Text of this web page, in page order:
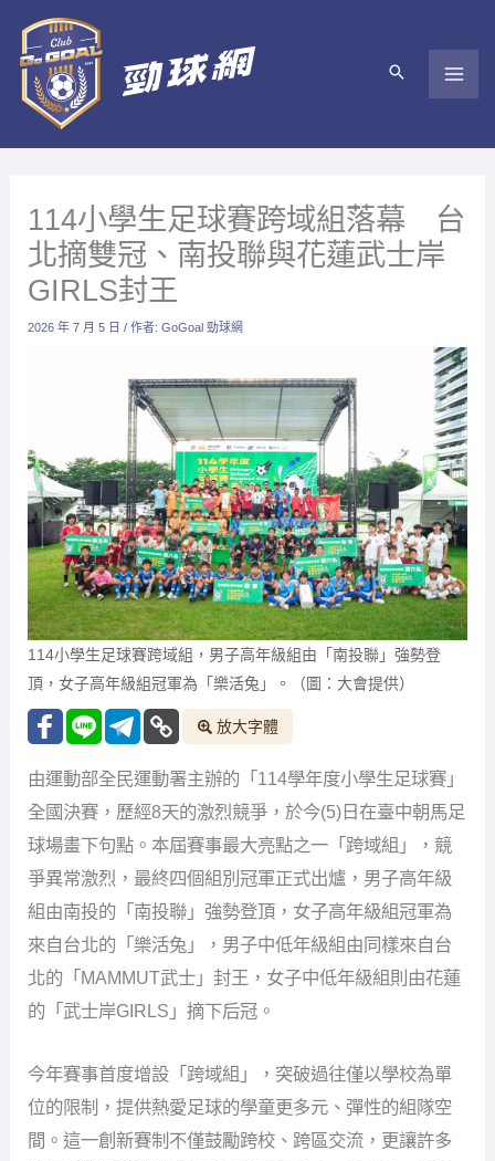
內
114小學生足球賽跨域組落幕 台
北摘雙冠、南投聯與花蓮武士岸
GIRLS封王
2026 年 7 月 5 日/ 作者:GoGoal 勁球網
114小學生足球賽跨域組，男子高年級組由「南投聯」強勢登
頂，女子高年級組冠軍為「樂活兔」。（圖：大會提供）
放大字體
由運動部全民運動署主辦的「114學年度小學生足球賽」
全國決賽，歷經8天的激烈競爭，於今(5)日在臺中朝馬足
球場畫下句點。本屆賽事最大亮點之一「跨域組」，競
爭異常激烈，最終四個組別冠軍正式出爐，男子高年級
組由南投的「南投聯」強勢登頂，女子高年級組冠軍為
來自台北的「樂活兔」，男子中低年級組由同樣來自台
北的「MAMMUT武士」封王，女子中低年級組則由花蓮
的「武士岸GIRLS」摘下后冠。
今年賽事首度增設「跨域組」，突破過往僅以學校為單
位的限制，提供熱愛足球的學童更多元、彈性的組隊空
間。這一創新賽制不僅鼓勵跨校、跨區交流，更讓許多